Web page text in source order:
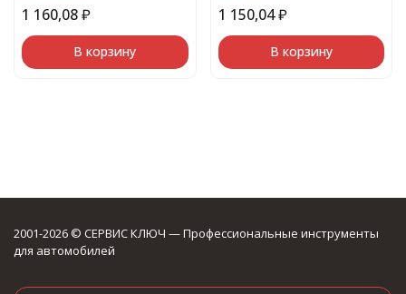
1 160,08₽
В корзину
1 150,04 ₽
В корзину
2001-2026 © СЕРВИС КЛЮЧ — Профессиональные инструменты
для автомобилей